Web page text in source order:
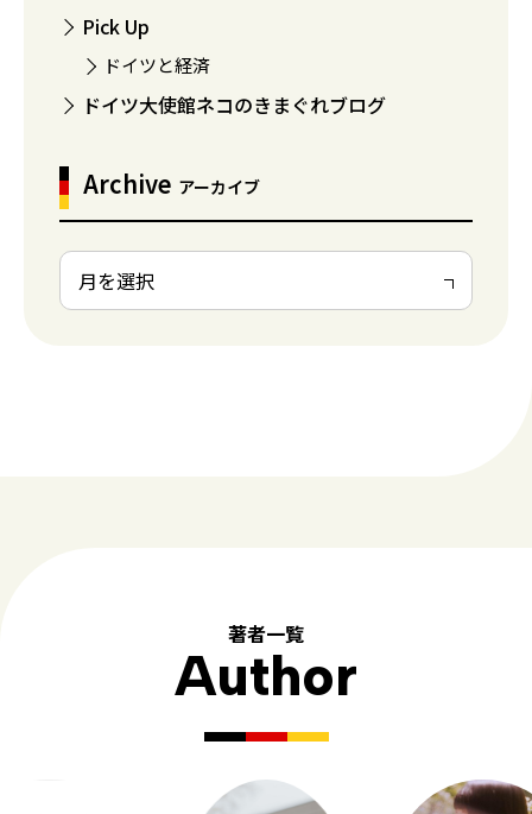
Pick Up
ドイツと経済
ドイツ大使館ネコのきまぐれブログ
Archive アーカイブ
著者一覧
Author